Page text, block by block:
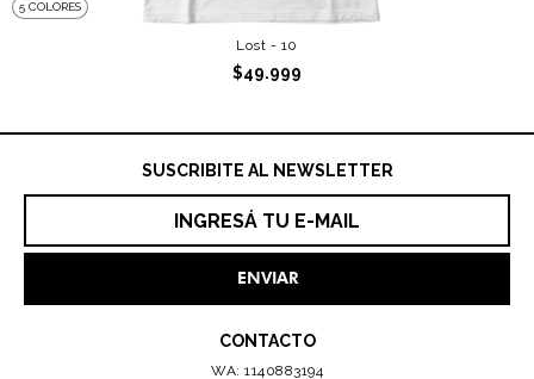
5 COLORES
Lost - 10
$49.999
SUSCRIBITE AL NEWSLETTER
CONTACTO
WA: 1140883194